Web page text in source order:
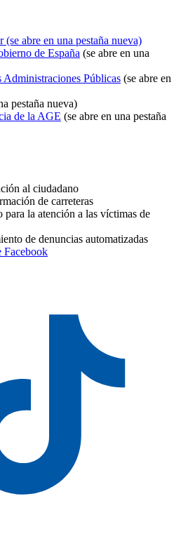
(se abre en una pestaña nueva)
de España (se abre en una
Administraciones Públicas (se abre en
pestaña nueva)
de la AGE (se abre en una pestaña
al ciudadano
de carreteras
para la atención a las víctimas de
de denuncias automatizadas
Facebook